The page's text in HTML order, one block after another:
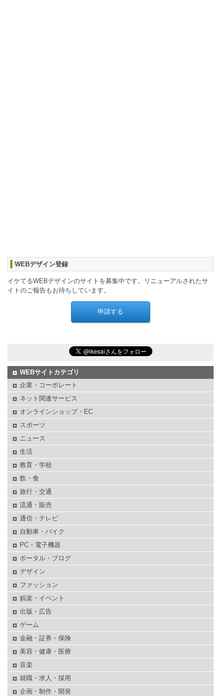
WEBデザイン登録
イケてるWEBデザインのサイトを募集中です。リニューアルされたサ
イトのご報告もお待ちしています。
WEBサイトカテゴリ
企業・コーポレート
ネット関連サービス
オンラインショップ・EC
スポーツ
ニュース
生活
教育・学校
飲・食
旅行・交通
流通・販売
通信・テレビ
自動車・バイク
PC・電子機器
ポータル・ブログ
デザイン
ファッション
娯楽・イベント
出版・広告
ゲーム
金融・証券・保険
美容・健康・医療
音楽
就職・求人・採用
企画・制作・開発